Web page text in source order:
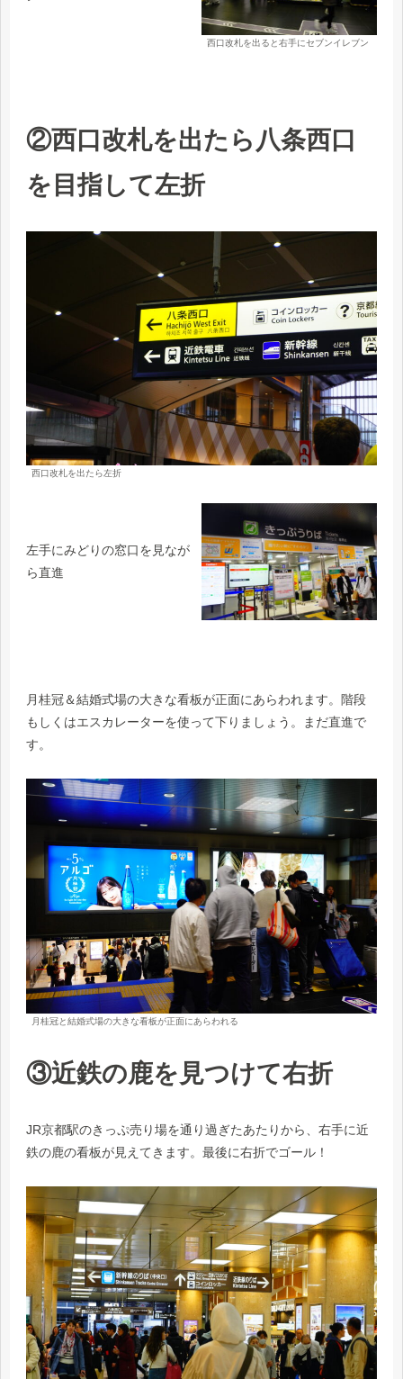
西口改札を出ると右手にセブンイレブン
②西口改札を出たら八条西口
を目指して左折
西口改札を出たら左折
左手にみどりの窓口を見なが
ら直進
月桂冠＆結婚式場の大きな看板が正面にあらわれます。階段
もしくはエスカレーターを使って下りましょう。まだ直進で
す。
月桂冠と結婚式場の大きな看板が正面にあらわれる
③近鉄の鹿を見つけて右折
JR京都駅のきっぷ売り場を通り過ぎたあたりから、右手に近
鉄の鹿の看板が見えてきます。最後に右折でゴール！